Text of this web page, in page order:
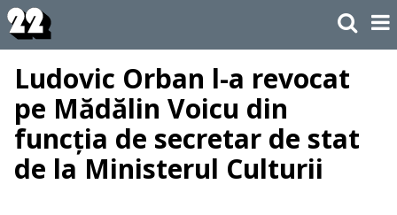
Ludovic Orban l-a revocat
pe Mădălin Voicu din
funcția de secretar de stat
de la Ministerul Culturii